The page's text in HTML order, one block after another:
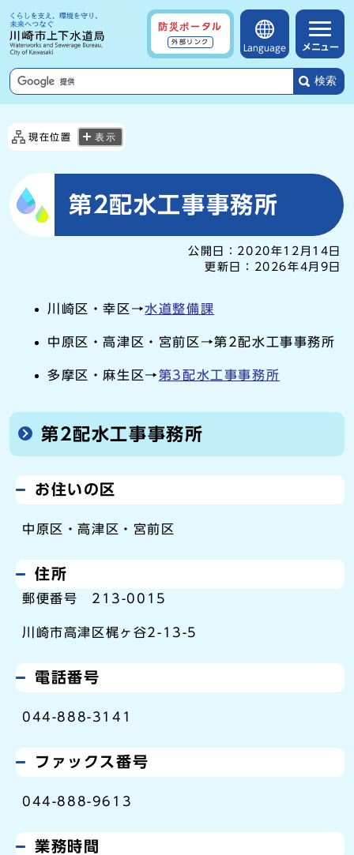
防災ポータル
外部リンク
Language メニュー
検索
現在位置 表示
第2配水工事事務所
公開日： 2020年12月14日
更新日：
2026年4月9日
川崎区・幸区→水道整備課
中原区・高津区・宮前区→第2配水工事事務所
多摩区・麻生区→第3配水工事事務所
第2配水工事事務所
お住いの区
中原区・高津区・宮前区
住所
郵便番号 213-0015
川崎市高津区梶ヶ谷2-13-5
電話番号
044-888-3141
ファックス番号
044-888-9613
業務時間